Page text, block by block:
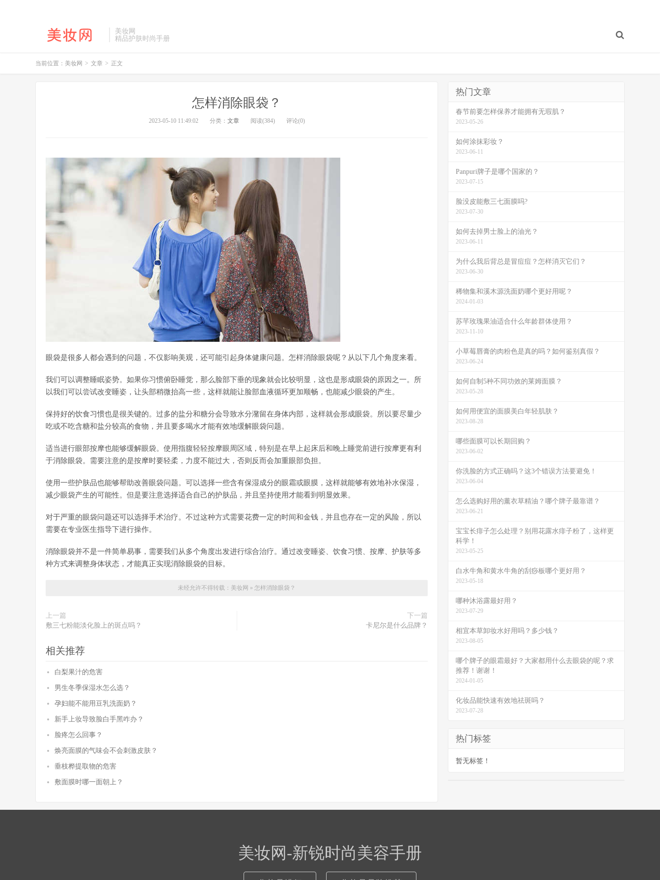
美妆网
精品护肤时尚手册
当前位置： 美妆网 > 文章 > 正文
怎样消除眼袋？
2023-05-10 11:49:02 分类： 文章 阅读(384) 评论(0)
眼袋是很多人都会遇到的问题，不仅影响美观，还可能引起身体健康问题。怎样消除眼袋呢？从以下几个角度来看。
我们可以调整睡眠姿势。如果你习惯俯卧睡觉，那么脸部下垂的现象就会比较明显，这也是形成眼袋的原因之一。所
以我们可以尝试改变睡姿，让头部稍微抬高一些，这样就能让脸部血液循环更加顺畅，也能减少眼袋的产生。
保持好的饮食习惯也是很关键的。过多的盐分和糖分会导致水分潴留在身体内部，这样就会形成眼袋。所以要尽量少
吃或不吃含糖和盐分较高的食物，并且要多喝水才能有效地缓解眼袋问题。
适当进行眼部按摩也能够缓解眼袋。使用指腹轻轻按摩眼周区域，特别是在早上起床后和晚上睡觉前进行按摩更有利
于消除眼袋。需要注意的是按摩时要轻柔，力度不能过大，否则反而会加重眼部负担。
使用一些护肤品也能够帮助改善眼袋问题。可以选择一些含有保湿成分的眼霜或眼膜，这样就能够有效地补水保湿，
减少眼袋产生的可能性。但是要注意选择适合自己的护肤品，并且坚持使用才能看到明显效果。
对于严重的眼袋问题还可以选择手术治疗。不过这种方式需要花费一定的时间和金钱，并且也存在一定的风险，所以
需要在专业医生指导下进行操作。
消除眼袋并不是一件简单易事，需要我们从多个角度出发进行综合治疗。通过改变睡姿、饮食习惯、按摩、护肤等多
种方式来调整身体状态，才能真正实现消除眼袋的目标。
未经允许不得转载： 美妆网 » 怎样消除眼袋？
上一篇
敷三七粉能淡化脸上的斑点吗？
下一篇
卡尼尔是什么品牌？
相关推荐
白梨果汁的危害
男生冬季保湿水怎么选？
孕妇能不能用豆乳洗面奶？
新手上妆导致脸白手黑咋办？
脸疼怎么回事？
焕亮面膜的气味会不会刺激皮肤？
垂枝桦提取物的危害
敷面膜时哪一面朝上？
热门文章
春节前要怎样保养才能拥有无瑕肌？
2023-05-26
如何涂抹彩妆？
2023-06-11
Panpuri牌子是哪个国家的？
2023-07-15
脸没皮能敷三七面膜吗?
2023-07-30
如何去掉男士脸上的油光？
2023-06-11
为什么我后背总是冒痘痘？怎样消灭它们？
2023-06-30
稀物集和溪木源洗面奶哪个更好用呢？
2024-01-03
苏芊玫瑰果油适合什么年龄群体使用？
2023-11-10
小草莓唇膏的肉粉色是真的吗？如何鉴别真假？
2023-06-24
如何自制5种不同功效的莱姆面膜？
2023-05-28
如何用便宜的面膜美白年轻肌肤？
2023-08-28
哪些面膜可以长期回购？
2023-06-02
你洗脸的方式正确吗？这3个错误方法要避免！
2023-06-04
怎么选购好用的薰衣草精油？哪个牌子最靠谱？
2023-06-21
宝宝长痱子怎么处理？别用花露水痱子粉了，这样更
科学！
2023-05-25
白水牛角和黄水牛角的刮痧板哪个更好用？
2023-05-18
哪种沐浴露最好用？
2023-07-29
相宜本草卸妆水好用吗？多少钱？
2023-08-05
哪个牌子的眼霜最好？大家都用什么去眼袋的呢？求
推荐！谢谢！
2024-01-05
化妆品能快速有效地祛斑吗？
2023-07-28
热门标签
暂无标签！
美妆网-新锐时尚美容手册